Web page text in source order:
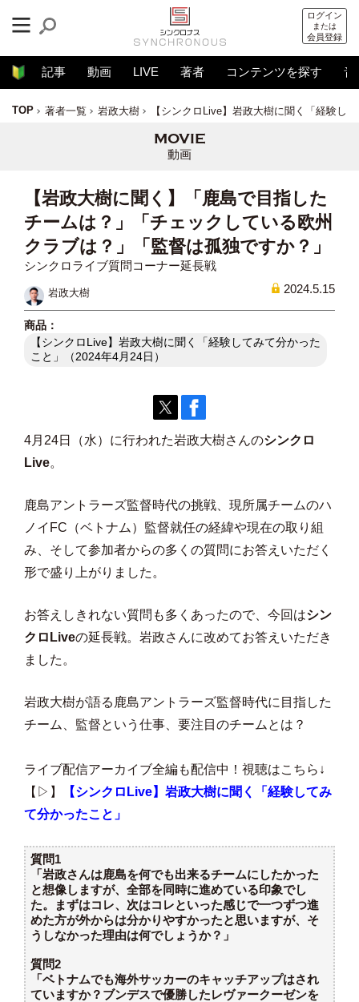
ログイン
または
会員登録
記事 動画 LIVE 著者 コンテンツを探す 音
TOP 著者一覧 岩政大樹 【シンクロLive】岩政大樹に聞く「経験し
動画
【岩政大樹に聞く】「鹿島で目指した
チームは？」「チェックしている欧州
クラブは？」「監督は孤独ですか？」
シンクロライブ質問コーナー延長戦
岩政大樹 2024.5.15
【シンクロLive】岩政大樹に聞く「経験してみて分かった
こと」（2024年4月24日）
4月24日（水）に行われた岩政大樹さんのシンクロ
Live。
鹿島アントラーズ監督時代の挑戦、現所属チームのハ
ノイFC（ベトナム）監督就任の経緯や現在の取り組
み、そして参加者からの多くの質問にお答えいただく
形で盛り上がりました。
お答えしきれない質問も多くあったので、今回はシン
クロLiveの延長戦。岩政さんに改めてお答えいただき
ました。
岩政大樹が語る鹿島アントラーズ監督時代に目指した
チーム、監督という仕事、要注目のチームとは？
ライブ配信アーカイブ全編も配信中！視聴はこちら↓
【▷】
【シンクロLive】岩政大樹に聞く「経験してみ
て分かったこと」
質問1
「岩政さんは鹿島を何でも出来るチームにしたかった
と想像しますが、全部を同時に進めている印象でし
た。まずはコレ、次はコレといった感じで一つずつ進
めた方が外からは分かりやすかったと思いますが、そ
うしなかった理由は何でしょうか？」
質問2
「ベトナムでも海外サッカーのキャッチアップはされ
ていますか？ブンデスで優勝したレヴァークーゼンを